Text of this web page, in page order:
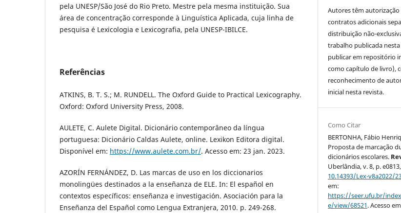
pela UNESP/São José do Rio Preto. Mestre pela mesma instituição. Sua
área de concentração corresponde à Linguística Aplicada, cuja linha de
pesquisa é Lexicologia e Lexicografia, pela UNESP-IBILCE.
Referências
ATKINS, B. T. S.; M. RUNDELL. The Oxford Guide to Practical Lexicography.
Oxford: Oxford University Press, 2008.
AULETE, C. Aulete Digital. Dicionário contemporâneo da língua
portuguesa: Dicionário Caldas Aulete, online. Lexikon Editora digital.
Disponível em: https://www.aulete.com.br/. Acesso em: 23 jan. 2023.
AZORÍN FERNÁNDEZ, D. Las marcas de uso en los diccionarios
monolingües destinados a la enseñanza de ELE. In: El español en
contextos específicos: enseñanza e investigación. Asociación para la
Enseñanza del Español como Lengua Extranjera, 2010. p. 249-268.
Autores têm
contratos adicionais
distribuição não-
trabalho publicada
publicar em repositório
como capítulo de livro),
reconhecimento de
inicial nesta revista.
Como Citar
BERTONHA, Fábio
Proposta de marcação
dicionários escolares.
Uberlândia, v. 8, p.
10.14393/Lex-v8a2022/
em:
https://seer.ufu.br/
e/view/68521. Acesso